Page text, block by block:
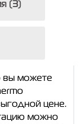
(3)
вы можете
цене.
можно